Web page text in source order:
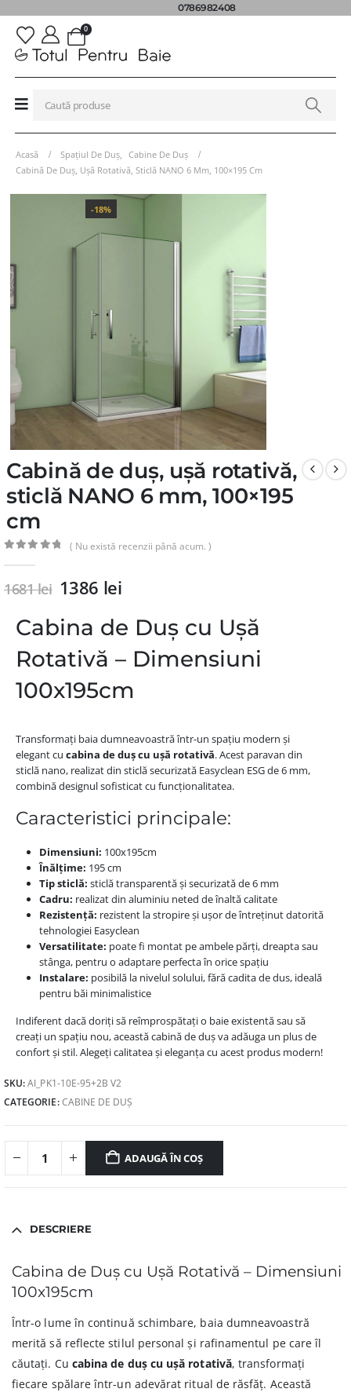
0786982408
0
Acasă Spațiul De Duș
Cabine De Duș
Cabină De Duș, Ușă Rotativă, Sticlă NANO 6 Mm, 100×195 Cm
-18%
Cabină de duș, ușă rotativă,
sticlă NANO 6 mm, 100×195
cm
( Nu există recenzii până acum. )
1681lei 1386 lei
Cabina de Duș cu Ușă
Rotativă – Dimensiuni
100x195cm
Transformați baia dumneavoastră într-un spațiu modern și
elegant cu cabina de duș cu ușă rotativă. Acest paravan din
sticlă nano, realizat din sticlă securizată Easyclean ESG de 6 mm,
combină designul sofisticat cu funcționalitatea.
Caracteristici principale:
Dimensiuni: 100x195cm
Înălțime: 195 cm
Tip sticlă: sticlă transparentă și securizată de 6 mm
Cadru: realizat din aluminiu neted de înaltă calitate
Rezistență: rezistent la stropire și ușor de întreținut datorită
tehnologiei Easyclean
Versatilitate: poate fi montat pe ambele părți, dreapta sau
stânga, pentru o adaptare perfecta în orice spațiu
Instalare: posibilă la nivelul solului, fără cadita de dus, ideală
pentru băi minimalistice
Indiferent dacă doriți să reîmprospătați o baie existentă sau să
creați un spațiu nou, această cabină de duș va adăuga un plus de
confort și stil. Alegeți calitatea și eleganța cu acest produs modern!
SKU:AI_PK1-10E-95+2B V2
CATEGORIE:CABINE DE DUȘ
ADAUGĂ ÎN COȘ
DESCRIERE
Cabina de Duș cu Ușă Rotativă – Dimensiuni
100x195cm
Într-o lume în continuă schimbare, baia dumneavoastră
merită să reflecte stilul personal și rafinamentul pe care îl
căutați. Cu cabina de duș cu ușă rotativă, transformați
fiecare spălare într-un adevărat ritual de răsfăț. Această